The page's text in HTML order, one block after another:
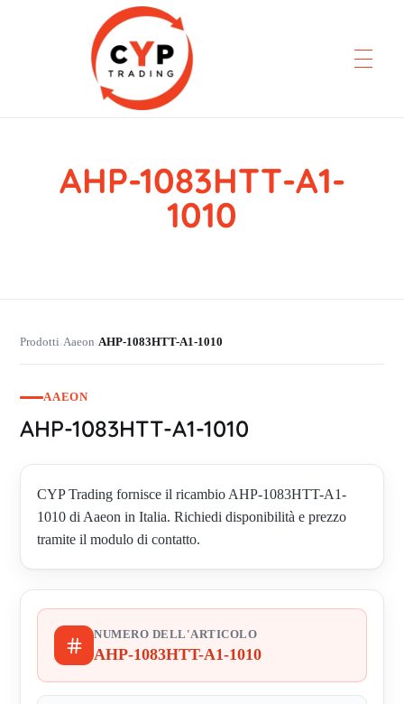
CYP Trading
Professionelle Ersatzteilbeschaffung
AHP-1083HTT-A1-
1010
Prodotti›Aaeon›AHP-1083HTT-A1-1010
AAEON
AHP-1083HTT-A1-1010
CYP Trading fornisce il ricambio AHP-1083HTT-A1-
1010 di Aaeon in Italia. Richiedi disponibilità e prezzo
tramite il modulo di contatto.
NUMERO DELL'ARTICOLO
AHP-1083HTT-A1-1010